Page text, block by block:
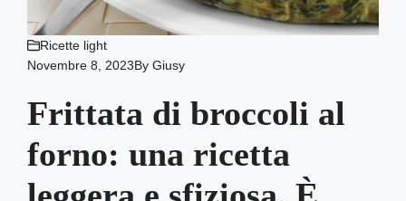
Ricette light
Novembre 8, 2023ByGiusy
Frittata di broccoli al
forno: una ricetta